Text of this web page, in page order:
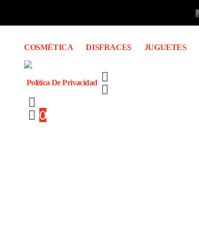
COSMÉTICA DISFRACES JUGUETES
Política De Privacidad
00 items